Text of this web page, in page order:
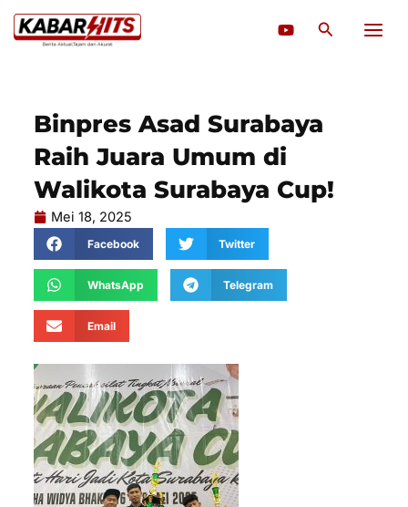
Lewati
ke
Cari
Binpres Asad Surabaya
Raih Juara Umum di
Walikota Surabaya Cup!
Mei 18, 2025
Facebook Twitter
WhatsApp Telegram
Email